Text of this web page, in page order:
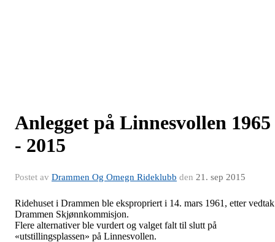
Anlegget på Linnesvollen 1965
- 2015
Postet av Drammen Og Omegn Rideklubb den 21. sep 2015
Ridehuset i Drammen ble ekspropriert i 14. mars 1961, etter
Drammen Skjønnkommisjon.
Flere alternativer ble vurdert og valget falt til slutt på
«utstillingsplassen» på Linnesvollen.